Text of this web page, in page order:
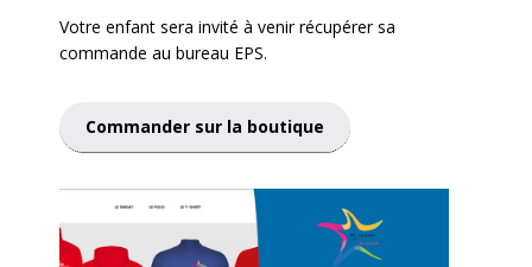
Votre enfant sera invité à venir récupérer sa
commande au bureau EPS.
Commander sur la boutique